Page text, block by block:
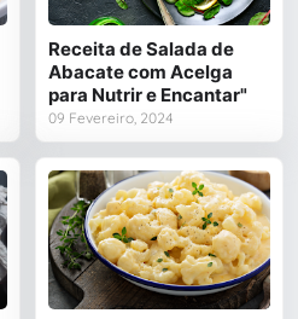
Receita de Salada de
Abacate com Acelga
para Nutrir e Encantar"
09 Fevereiro, 2024